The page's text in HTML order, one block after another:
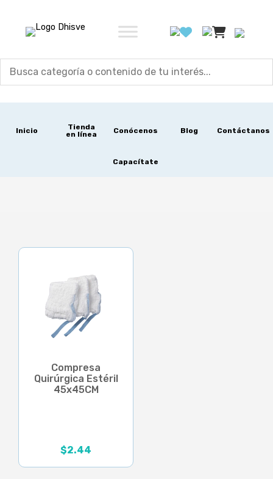
contenido
Inicio
Tienda
en línea
Conócenos Blog Contáctanos
Capacítate
Compresa
Quirúrgica Estéril
45x45CM
$2.44